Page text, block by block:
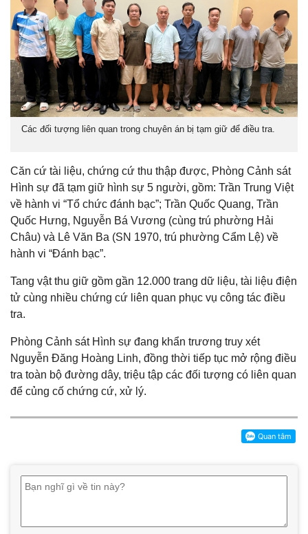
Các đối tượng liên quan trong chuyên án bị tạm giữ để điều tra.
Căn cứ tài liệu, chứng cứ thu thập được, Phòng Cảnh sát
Hình sự đã tạm giữ hình sự 5 người, gồm: Trần Trung Việt
về hành vi “Tổ chức đánh bạc”; Trần Quốc Quang, Trần
Quốc Hưng, Nguyễn Bá Vương (cùng trú phường Hải
Châu) và Lê Văn Ba (SN 1970, trú phường Cẩm Lệ) về
hành vi “Đánh bạc”.
Tang vật thu giữ gồm gần 12.000 trang dữ liệu, tài liệu điện
tử cùng nhiều chứng cứ liên quan phục vụ công tác điều
tra.
Phòng Cảnh sát Hình sự đang khẩn trương truy xét
Nguyễn Đăng Hoàng Linh, đồng thời tiếp tục mở rộng điều
tra toàn bộ đường dây, triệu tập các đối tượng có liên quan
để củng cố chứng cứ, xử lý.